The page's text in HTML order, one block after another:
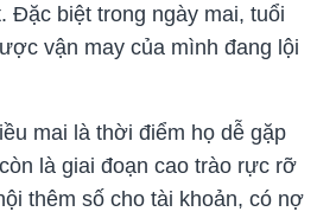
Đặc biệt trong ngày mai, tuổi
vận may của mình đang lội
mai là thời điểm họ dễ gặp
là giai đoạn cao trào rực rỡ
thêm số cho tài khoản, có nợ